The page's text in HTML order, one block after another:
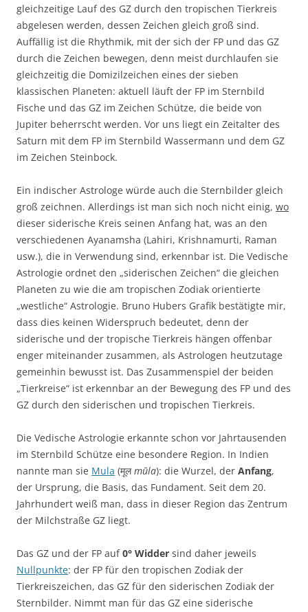
gleichzeitige Lauf des GZ durch den tropischen Tierkreis
abgelesen werden, dessen Zeichen gleich groß sind.
Auffällig ist die Rhythmik, mit der sich der FP und das GZ
durch die Zeichen bewegen, denn meist durchlaufen sie
gleichzeitig die Domizilzeichen eines der sieben
klassischen Planeten: aktuell läuft der FP im Sternbild
Fische und das GZ im Zeichen Schütze, die beide von
Jupiter beherrscht werden. Vor uns liegt ein Zeitalter des
Saturn mit dem FP im Sternbild Wassermann und dem GZ
im Zeichen Steinbock.
Ein indischer Astrologe würde auch die Sternbilder gleich
groß zeichnen. Allerdings ist man sich noch nicht einig, wo
dieser siderische Kreis seinen Anfang hat, was an den
verschiedenen Ayanamsha (Lahiri, Krishnamurti, Raman
usw.), die in Verwendung sind, erkennbar ist. Die Vedische
Astrologie ordnet den „siderischen Zeichen“ die gleichen
Planeten zu wie die am tropischen Zodiak orientierte
„westliche“ Astrologie. Bruno Hubers Grafik bestätigte mir,
dass dies keinen Widerspruch bedeutet, denn der
siderische und der tropische Tierkreis hängen offenbar
enger miteinander zusammen, als Astrologen heutzutage
gemeinhin bewusst ist. Das Zusammenspiel der beiden
„Tierkreise“ ist erkennbar an der Bewegung des FP und des
GZ durch den siderischen und tropischen Tierkreis.
Die Vedische Astrologie erkannte schon vor Jahrtausenden
im Sternbild Schütze eine besondere Region. In Indien
nannte man sie Mula (मूलmūla): die Wurzel, der Anfang,
der Ursprung, die Basis, das Fundament. Seit dem 20.
Jahrhundert weiß man, dass in dieser Region das Zentrum
der Milchstraße GZ liegt.
Das GZ und der FP auf0° Widder sind daher jeweils
Nullpunkte: der FP für den tropischen Zodiak der
Tierkreiszeichen, das GZ für den siderischen Zodiak der
Sternbilder. Nimmt man für das GZ eine siderische